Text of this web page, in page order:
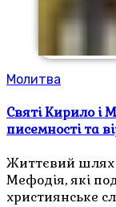
Молитва
Святі Кирило і
писемності та
Життєвий шлях
Мефодія, які
християнське